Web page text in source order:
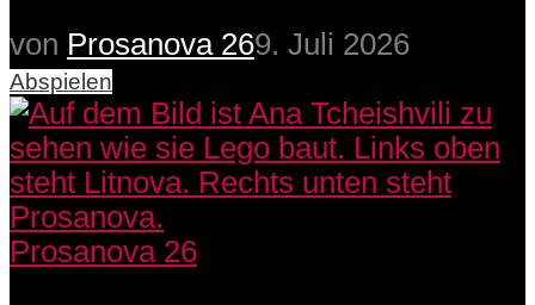
von Prosanova 269. Juli 2026
Abspielen
Prosanova 26